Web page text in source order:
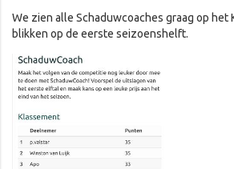
We zien alle Schaduwcoaches graag op het
blikken op de eerste seizoenshelft.